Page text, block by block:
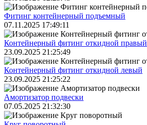
Фитинг контейнерный подъемный
07.11.2025 17:49:11
Контейнерный фитинг откидной правый
23.09.2025 21:25:49
Контейнерный фитинг откидной левый
23.09.2025 21:25:22
Амортизатор подвески
07.05.2025 21:32:30